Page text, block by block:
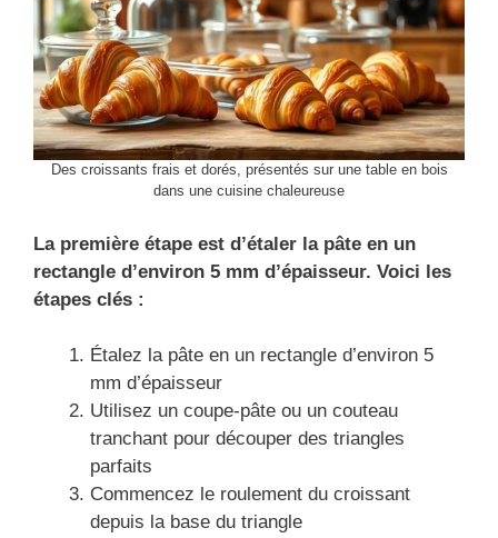
Des croissants frais et dorés, présentés sur une table en bois
dans une cuisine chaleureuse
La première étape est d’étaler la pâte en un
rectangle d’environ 5 mm d’épaisseur. Voici les
étapes clés :
Étalez la pâte en un rectangle d’environ 5
mm d’épaisseur
Utilisez un coupe-pâte ou un couteau
tranchant pour découper des triangles
parfaits
Commencez le roulement du croissant
depuis la base du triangle